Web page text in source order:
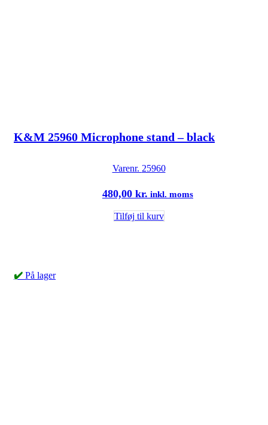
K&M 25960 Microphone stand – black
Varenr. 25960
480,00 kr. inkl. moms
Tilføj til kurv
✔️ På lager